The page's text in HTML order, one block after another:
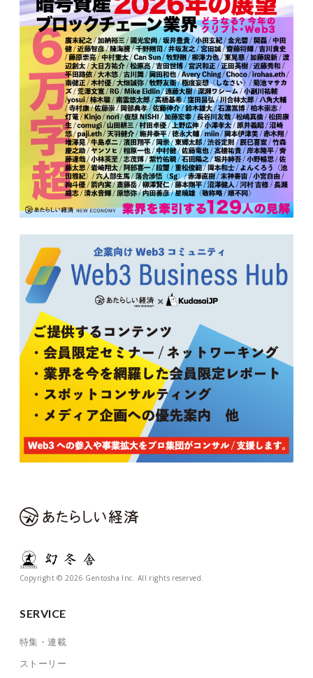
Copyright © 2026 Gentosha Inc. All rights reserved.
SERVICE
特集・連載
ストーリー